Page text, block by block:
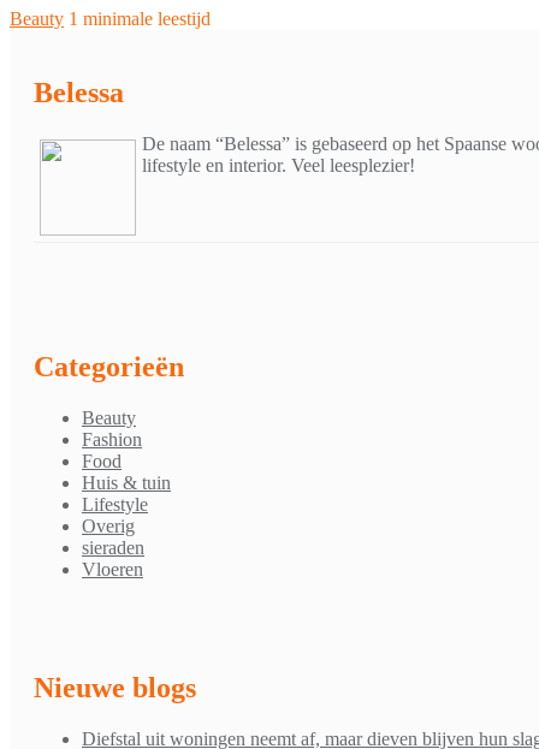
Beauty 1 minimale leestijd
Belessa
De naam “Belessa” is gebaseerd op het Spaanse
lifestyle en interior. Veel leesplezier!
Categorieën
Beauty
Fashion
Food
Huis & tuin
Lifestyle
Overig
sieraden
Vloeren
Nieuwe blogs
Diefstal uit woningen neemt af, maar dieven blijven hun